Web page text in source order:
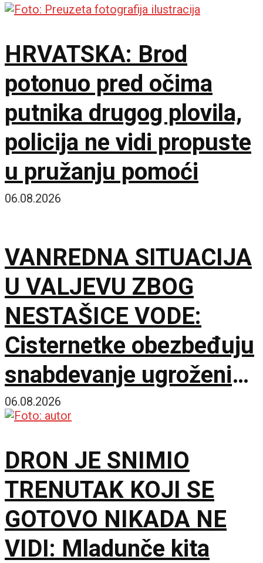
HRVATSKA: Brod
potonuo pred očima
putnika drugog plovila,
policija ne vidi propuste
u pružanju pomoći
06.08.2026
VANREDNA SITUACIJA
U VALJEVU ZBOG
NESTAŠICE VODE:
Cisternetke obezbeđuju
snabdevanje ugroženih
naselja
06.08.2026
DRON JE SNIMIO
TRENUTAK KOJI SE
GOTOVO NIKADA NE
VIDI: Mladunče kita